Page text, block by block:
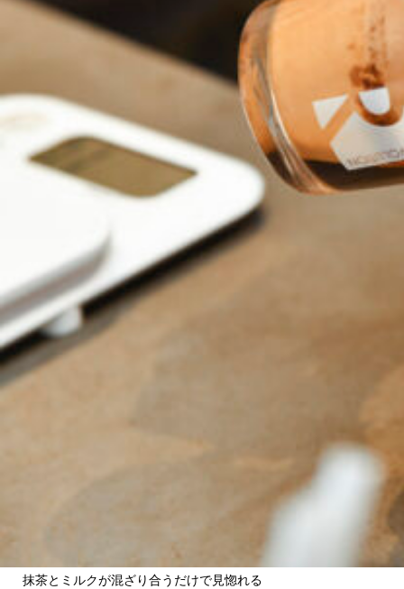
CULTURE
すべて
関西で開催。
おすすめの展覧会
おすすめの映画
誠光社で選びました。
おすすめの本
抹茶とミルクが混ざり合うだけで見惚れる